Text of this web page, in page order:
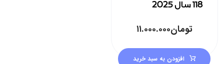
118 سال 2025
تومان۱۱.۰۰۰.۰۰۰
افزودن به سبد خرید